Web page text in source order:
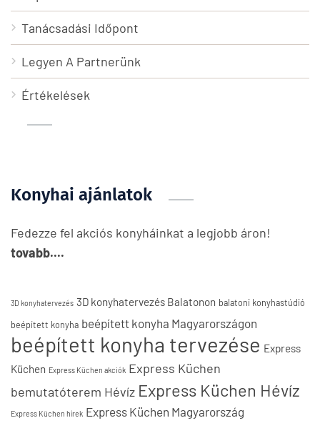
Tanácsadási Időpont
Legyen A Partnerünk
Értékelések
Konyhai ajánlatok
Fedezze fel akciós konyháinkat a legjobb áron!
tovabb....
3D konyhatervezés 3D konyhatervezés Balatonon balatoni konyhastúdió
beépített konyha beépített konyha Magyarországon
beépített konyha tervezése Express
Küchen Express Küchen akciók Express Küchen
bemutatóterem Hévíz Express Küchen Hévíz
Express Küchen hírek Express Küchen Magyarország